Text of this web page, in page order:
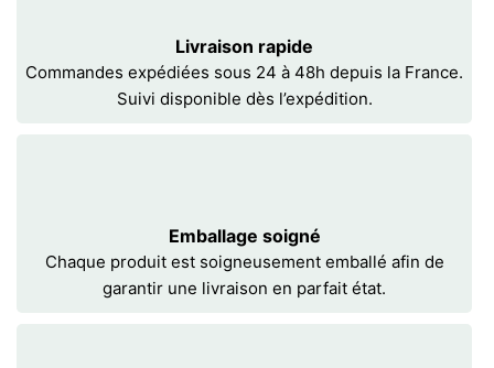
Livraison rapide
Commandes expédiées sous 24 à 48h depuis la France.
Suivi disponible dès l’expédition.
Emballage soigné
Chaque produit est soigneusement emballé afin de
garantir une livraison en parfait état.